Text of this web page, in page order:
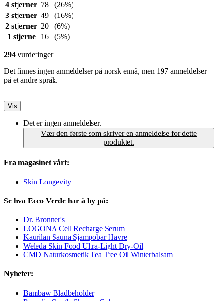
4 stjerner 78
(26%)
3 stjerner 49
(16%)
2 stjerner 20
(6%)
1 stjerne
16 (5%)
294 vurderinger
Det finnes ingen anmeldelser på norsk ennå, men 197 anmeldelser
på et andre språk.
Vis
Det er ingen anmeldelser.
Vær den første som skriver en anmeldelse for dette
produktet.
Fra magasinet vårt:
Skin Longevity
Se hva Ecco Verde har å by på:
Dr. Bronner's
LOGONA Cell Recharge Serum
Kaurilan Sauna Sjampobar Havre
Weleda Skin Food Ultra-Light Dry-Oil
CMD Naturkosmetik Tea Tree Oil Winterbalsam
Nyheter:
Bambaw Bladbeholder